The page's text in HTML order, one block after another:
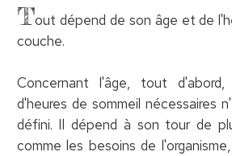
Tout dépend de son âge et de
couche.
Concernant l'âge, tout
d'heures de sommeil nécessaires
défini. Il dépend à son tour de
comme les besoins de